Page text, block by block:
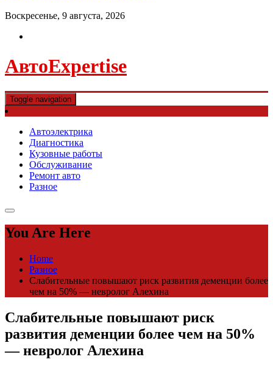
Воскресенье, 9 августа, 2026
АвтоExpertise
Toggle navigation
Автоэлектрика
Диагностика
Кузовные работы
Обслуживание
Ремонт авто
Разное
You Are Here
Home
Разное
Слабительные повышают риск развития деменции более
чем на 50% — невролог Алехина
Слабительные повышают риск
развития деменции более чем на 50%
— невролог Алехина